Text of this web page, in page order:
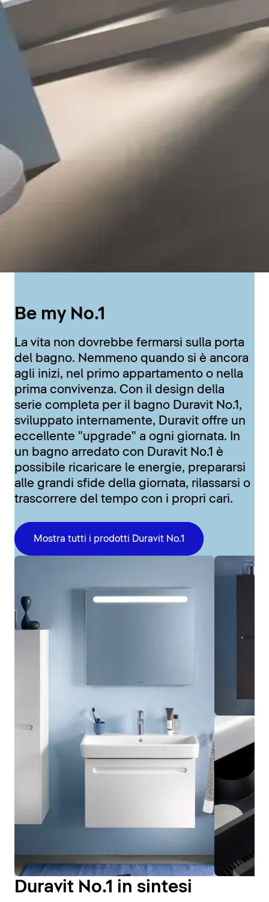
Be my No.1
La vita non dovrebbe fermarsi sulla porta
del bagno. Nemmeno quando si è ancora
agli inizi, nel primo appartamento o nella
prima convivenza. Con il design della
serie completa per il bagno Duravit No.1,
sviluppato internamente, Duravit offre un
eccellente "upgrade" a ogni giornata. In
un bagno arredato con Duravit No.1 è
possibile ricaricare le energie, prepararsi
alle grandi sfide della giornata, rilassarsi o
trascorrere del tempo con i propri cari.
Mostra tutti i prodotti Duravit No.1
Duravit No.1 in sintesi